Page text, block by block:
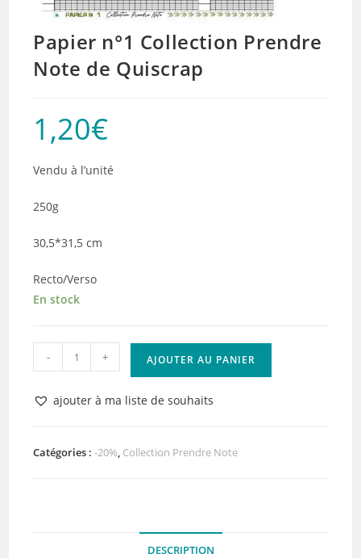
Papier n°1 Collection Prendre
Note de Quiscrap
1,20€
Vendu à l’unité
250g
30,5*31,5 cm
Recto/Verso
En stock
quantité
de
Papier
Prendre
- + AJOUTER AU PANIER
ajouter à ma liste de souhaits
Catégories :-20%, Collection Prendre Note
DESCRIPTION